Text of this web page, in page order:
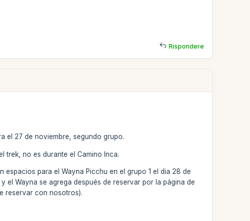
Rispondere
el 27 de noviembre, segundo grupo.
trek, no es durante el Camino Inca.
espacios para el Wayna Picchu en el grupo 1 el dia 28 de
el Wayna se agrega después de reservar por la página de
reservar con nosotros).